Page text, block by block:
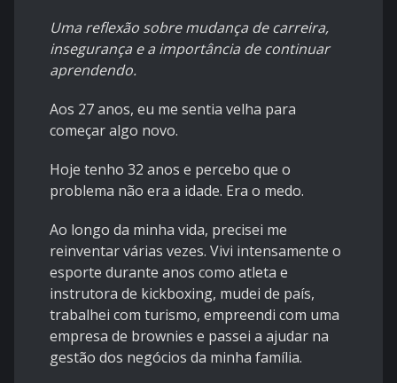
Uma reflexão sobre mudança de carreira,
insegurança e a importância de continuar
aprendendo.
Aos 27 anos, eu me sentia velha para
começar algo novo.
Hoje tenho 32 anos e percebo que o
problema não era a idade. Era o medo.
Ao longo da minha vida, precisei me
reinventar várias vezes. Vivi intensamente o
esporte durante anos como atleta e
instrutora de kickboxing, mudei de país,
trabalhei com turismo, empreendi com uma
empresa de brownies e passei a ajudar na
gestão dos negócios da minha família.